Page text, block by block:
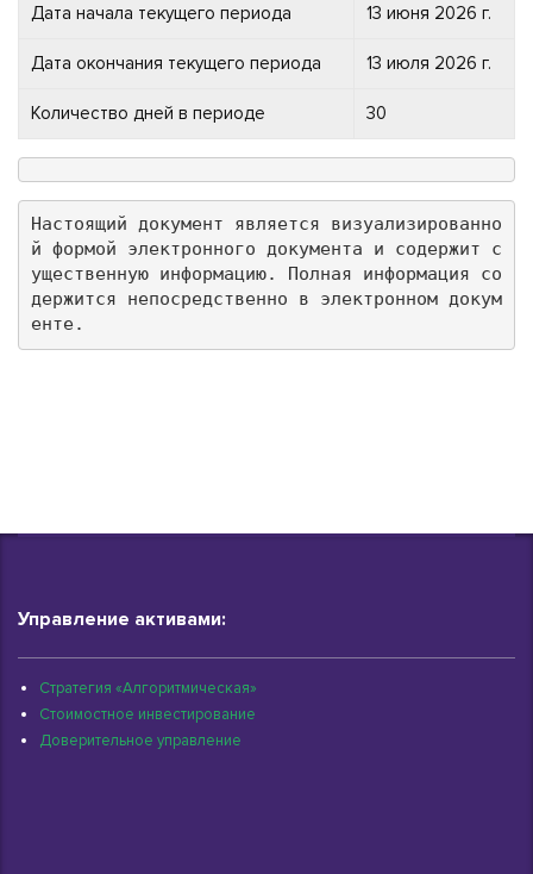
Дата начала текущего периода 13 июня 2026 г.
Дата окончания текущего периода 13 июля 2026 г.
Количество дней в периоде 30
Настоящий документ является визуализированно
й формой электронного документа и содержит с
ущественную информацию. Полная информация со
держится непосредственно в электронном докум
енте.
Управление активами:
Стратегия «Алгоритмическая»
Стоимостное инвестирование
Доверительное управление